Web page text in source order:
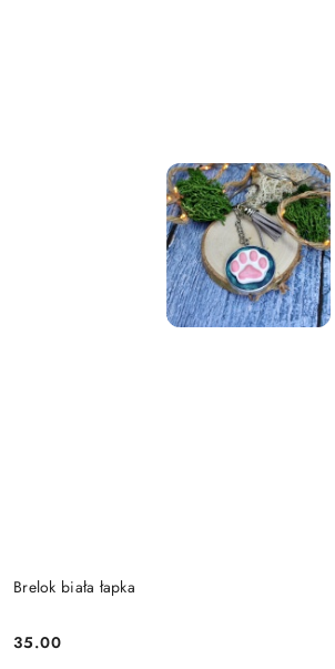
Brelok biała łapka
Cena:
35.00